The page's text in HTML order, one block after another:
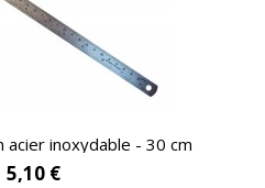
RAPIDE
acier inoxydable - 30 cm
5,10 €